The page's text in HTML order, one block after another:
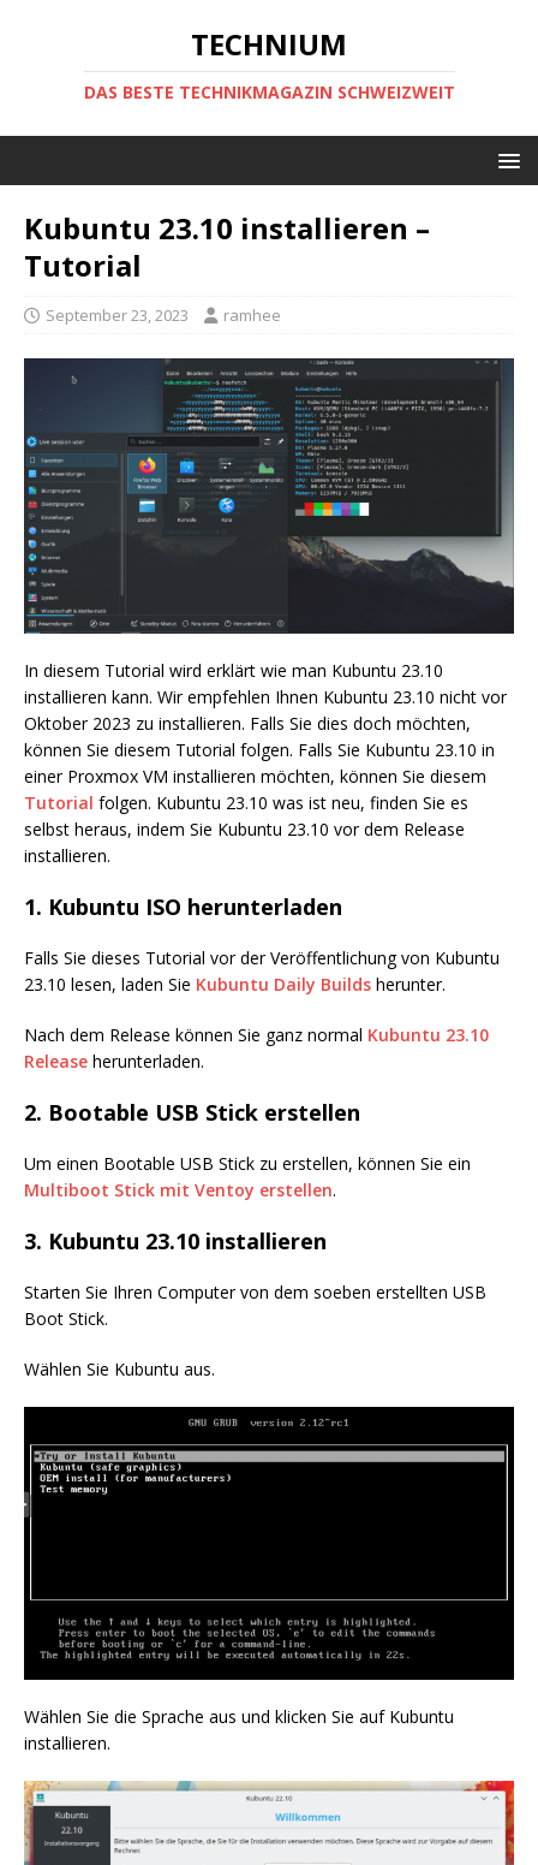
TECHNIUM
DAS BESTE TECHNIKMAGAZIN SCHWEIZWEIT
Kubuntu 23.10 installieren –
Tutorial
September 23, 2023 ramhee
In diesem Tutorial wird erklärt wie man Kubuntu 23.10
installieren kann. Wir empfehlen Ihnen Kubuntu 23.10 nicht vor
Oktober 2023 zu installieren. Falls Sie dies doch möchten,
können Sie diesem Tutorial folgen. Falls Sie Kubuntu 23.10 in
einer Proxmox VM installieren möchten, können Sie diesem
Tutorial folgen. Kubuntu 23.10 was ist neu, finden Sie es
selbst heraus, indem Sie Kubuntu 23.10 vor dem Release
installieren.
1. Kubuntu ISO herunterladen
Falls Sie dieses Tutorial vor der Veröffentlichung von Kubuntu
23.10 lesen, laden Sie Kubuntu Daily Builds herunter.
Nach dem Release können Sie ganz normal Kubuntu 23.10
Release herunterladen.
2. Bootable USB Stick erstellen
Um einen Bootable USB Stick zu erstellen, können Sie ein
Multiboot Stick mit Ventoy erstellen.
3. Kubuntu 23.10 installieren
Starten Sie Ihren Computer von dem soeben erstellten USB
Boot Stick.
Wählen Sie Kubuntu aus.
Wählen Sie die Sprache aus und klicken Sie auf Kubuntu
installieren.